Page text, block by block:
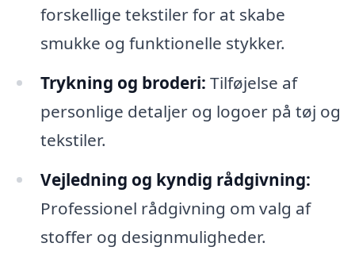
forskellige tekstiler for at skabe
smukke og funktionelle stykker.
Trykning og broderi: Tilføjelse af
personlige detaljer og logoer på tøj og
tekstiler.
Vejledning og kyndig rådgivning:
Professionel rådgivning om valg af
stoffer og designmuligheder.